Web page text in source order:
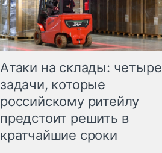
Атаки на склады: четыре
задачи, которые
российскому ритейлу
предстоит решить в
кратчайшие сроки